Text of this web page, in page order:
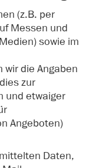
(z.B. per
Messen und
sowie im
die Angaben
zur
und etwaiger
Angeboten)
Daten,